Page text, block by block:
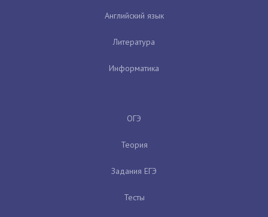
Английский язык
Литература
Информатика
ОГЭ
Теория
Задания ЕГЭ
Тесты